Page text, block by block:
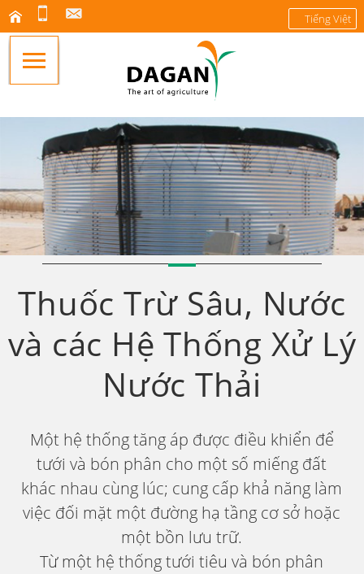
Tiếng Việt
Thuốc Trừ Sâu, Nước
và các Hệ Thống Xử Lý
Nước Thải
Một hệ thống tăng áp được điều khiển để
tưới và bón phân cho một số miếng đất
khác nhau cùng lúc; cung cấp khả năng làm
việc đối mặt một đường hạ tầng cơ sở hoặc
một bồn lưu trữ.
Từ một hệ thống tưới tiêu và bón phân